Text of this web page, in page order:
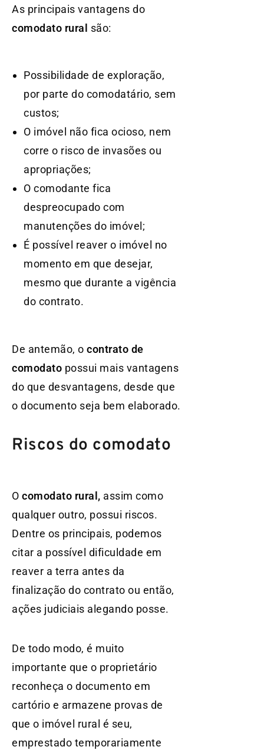
As principais vantagens do
comodato rural são:
Possibilidade de exploração,
por parte do comodatário, sem
custos;
O imóvel não fica ocioso, nem
corre o risco de invasões ou
apropriações;
O comodante fica
despreocupado com
manutenções do imóvel;
É possível reaver o imóvel no
momento em que desejar,
mesmo que durante a vigência
do contrato.
De antemão, o contrato de
comodato possui mais vantagens
do que desvantagens, desde que
o documento seja bem elaborado.
Riscos do comodato
O comodato rural, assim como
qualquer outro, possui riscos.
Dentre os principais, podemos
citar a possível dificuldade em
reaver a terra antes da
finalização do contrato ou então,
ações judiciais alegando posse.
De todo modo, é muito
importante que o proprietário
reconheça o documento em
cartório e armazene provas de
que o imóvel rural é seu,
emprestado temporariamente